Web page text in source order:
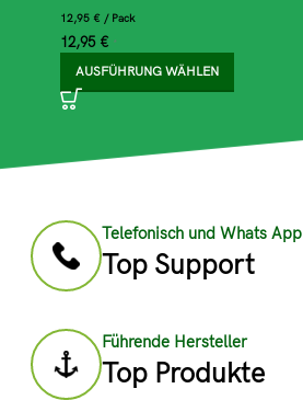
12,95 € / Pack
12,95 € *
AUSFÜHRUNG WÄHLEN
Telefonisch und Whats App
Top Support
Führende Hersteller
Top Produkte